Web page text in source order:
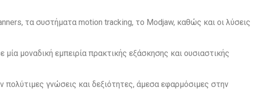
τα συστήματα motion tracking, το Modjaw, καθώς και οι λύσεις
μοναδική εμπειρία πρακτικής εξάσκησης και ουσιαστικής
γνώσεις και δεξιότητες, άμεσα εφαρμόσιμες στην